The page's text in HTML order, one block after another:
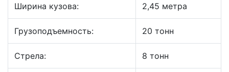
Ширина кузова: 2,45 метра
Грузоподъемность: 20 тонн
Стрела: 8 тонн